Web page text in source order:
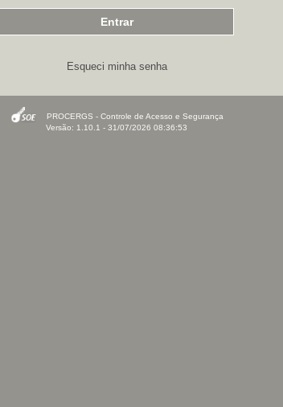
Esqueci minha senha
PROCERGS - Controle de Acesso e Segurança
Versão: 1.10.1 - 31/07/2026 08:36:53